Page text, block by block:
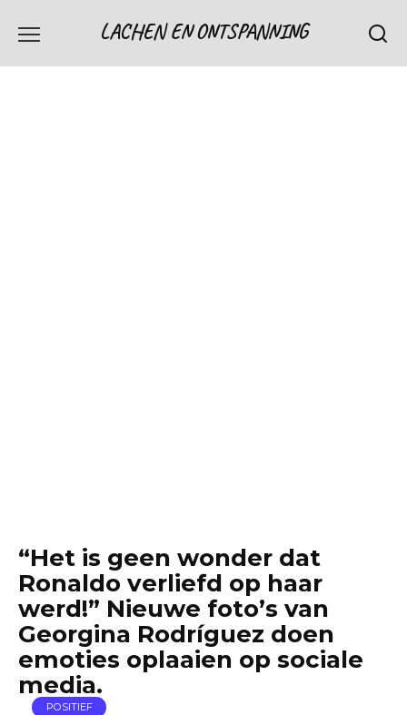
LACHEN EN ONTSPANNING
“Het is geen wonder dat
Ronaldo verliefd op haar
werd!” Nieuwe foto’s van
Georgina Rodríguez doen
emoties oplaaien op sociale
media.
POSITIEF